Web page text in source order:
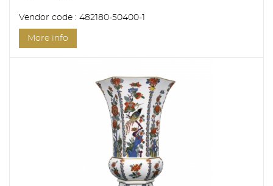
Vendor code : 482180-50400-1
More info